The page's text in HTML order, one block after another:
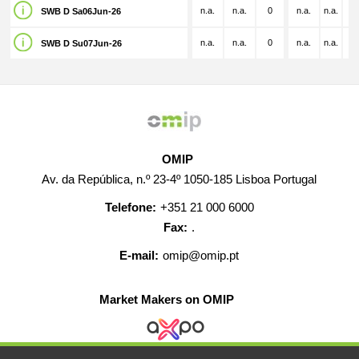
SWB D Sa06Jun-26 n.a. n.a. 0 n.a. n.a.
SWB D Su07Jun-26 n.a. n.a. 0 n.a. n.a.
OMIP
Av. da República, n.º 23-4º 1050-185 Lisboa Portugal
Telefone: +351 21 000 6000
Fax: .
E-mail: omip@omip.pt
Market Makers on OMIP